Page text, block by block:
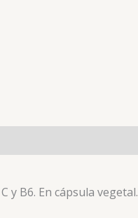
y B6. En cápsula vegetal.